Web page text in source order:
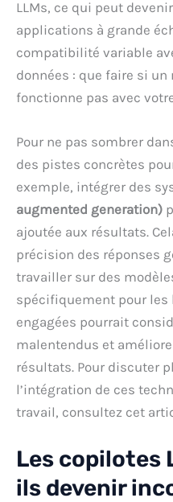
LLMs, ce qui peut
applications à grande
compatibilité variable
données : que faire si
fonctionne pas avec
Pour ne pas sombrer
des pistes concrètes
exemple, intégrer des
augmented generation)
ajoutée aux résultats.
précision des réponses
travailler sur des
spécifiquement pour les
engagées pourrait
malentendus et
résultats. Pour discuter
l’intégration de ces
travail, consultez cet
Les copilotes
ils devenir